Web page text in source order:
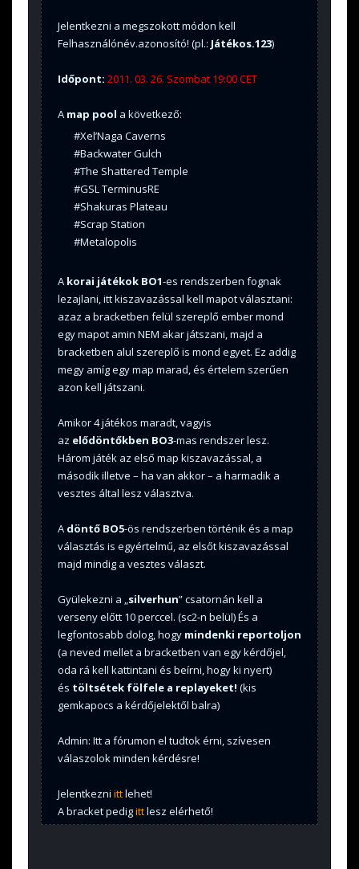
Jelentkezni a megszokott módon kell
Felhasználónév.azonosító! (pl.: Játékos.123)
Időpont: 2011. 03. 26. Szombat 19:00 CET
A map pool a következő:
#Xel’Naga Caverns
#Backwater Gulch
#The Shattered Temple
#GSL TerminusRE
#Shakuras Plateau
#Scrap Station
#Metalopolis
A korai játékok BO1-es rendszerben fognak
lezajlani, itt kiszavazással kell mapot választani:
azaz a bracketben felül szereplő ember mond
egy mapot amin NEM akar játszani, majd a
bracketben alul szereplő is mond egyet. Ez addig
megy amíg egy map marad, és értelem szerűen
azon kell játszani.
Amikor 4 játékos maradt, vagyis
az elődöntőkben BO3-mas rendszer lesz.
Három játék az első map kiszavazással, a
második illetve – ha van akkor – a harmadik a
vesztes által lesz választva.
A döntő BO5-ös rendszerben történik és a map
választás is egyértelmű, az elsőt kiszavazással
majd mindig a vesztes választ.
Gyülekezni a „silverhun” csatornán kell a
verseny előtt 10 perccel. (sc2-n belül) És a
legfontosabb dolog, hogy mindenki reportoljon
(a neved mellet a bracketben van egy kérdőjel,
oda rá kell kattintani és beírni, hogy ki nyert)
és töltsétek fölfele a replayeket! (kis
gemkapocs a kérdőjelektől balra)
Admin: Itt a fórumon el tudtok érni, szívesen
válaszolok minden kérdésre!
Jelentkezni ittlehet!
A bracket pedigittlesz elérhető!